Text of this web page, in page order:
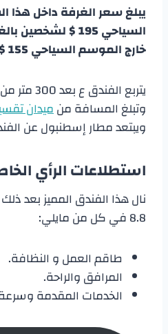
يبلغ سعر الغرفة داخل
السياحي 195 $
خارج الموسم السياحي 155 $ لمدة ليلة واحدة.
يتربع الفندق ع بعد 300 متر من
وتبلغ المسافة منميدان
ويبتعد مطار إسطنبول عن الفندق
استطلاعات الرأي
نال هذا الفندق المميز بعد
8.8 في كل من مايلي:
طاقم العمل و النظافة.
المرافق والراحة.
الخدمات المقدمة وسرعة